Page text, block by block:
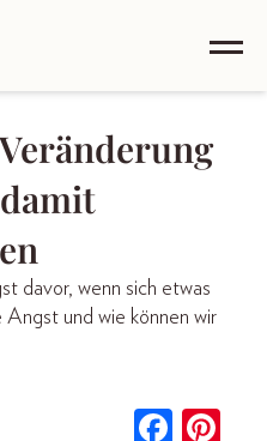
davor, wenn sich etwas
und wie können wir